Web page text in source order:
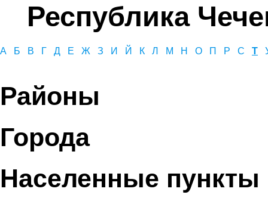
Республика
А Б В Г Д Е Ж З И Й К Л М Н О П Р С Т
Районы
Города
Населенные пункты